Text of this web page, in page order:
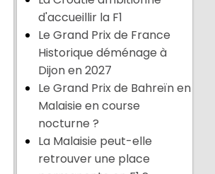
d'accueillir la F1
Le Grand Prix de France
Historique déménage à
Dijon en 2027
Le Grand Prix de Bahreïn en
Malaisie en course
nocturne ?
La Malaisie peut-elle
retrouver une place